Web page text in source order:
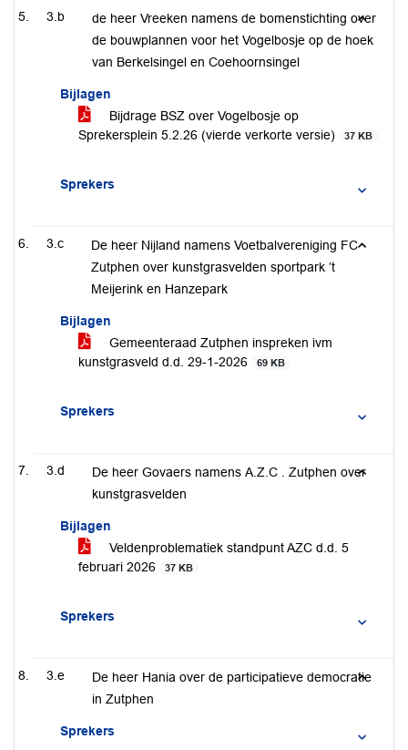
3.b
de heer Vreeken namens de bomenstichting over
de bouwplannen voor het Vogelbosje op de hoek
van Berkelsingel en Coehoornsingel
Bijlagen
Bijdrage BSZ over Vogelbosje op
Sprekersplein 5.2.26 (vierde verkorte versie)
37 KB
Sprekers
3.c
De heer Nijland namens Voetbalvereniging FC
Zutphen over kunstgrasvelden sportpark ’t
Meijerink en Hanzepark
Bijlagen
Gemeenteraad Zutphen inspreken ivm
kunstgrasveld d.d. 29-1-2026
69 KB
Sprekers
3.d
De heer Govaers namens A.Z.C . Zutphen over
kunstgrasvelden
Bijlagen
Veldenproblematiek standpunt AZC d.d. 5
februari 2026
37 KB
Sprekers
3.e
De heer Hania over de participatieve democratie
in Zutphen
Sprekers